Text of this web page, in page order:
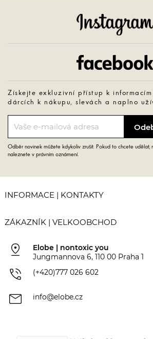
Získejte exkluzivní přístup k informacím
dárcích k nákupu, slevách a naplno
Odběr novinek můžete kdykoliv zrušit. Pokud to chcete udělat,
naleznete v právním oznámení.
INFORMACE | KONTAKTY
ZÁKAZNÍK | VELKOOBCHOD
pin_drop
Elobe | nontoxic you
Jungmannova 6, 110 00 Praha 1
phone_in_talk (+420)777 026 602
mail info@elobe.cz